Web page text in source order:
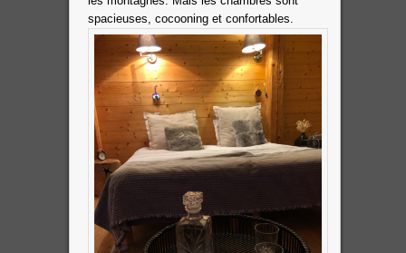
spacieuses, cocooning et confortables.